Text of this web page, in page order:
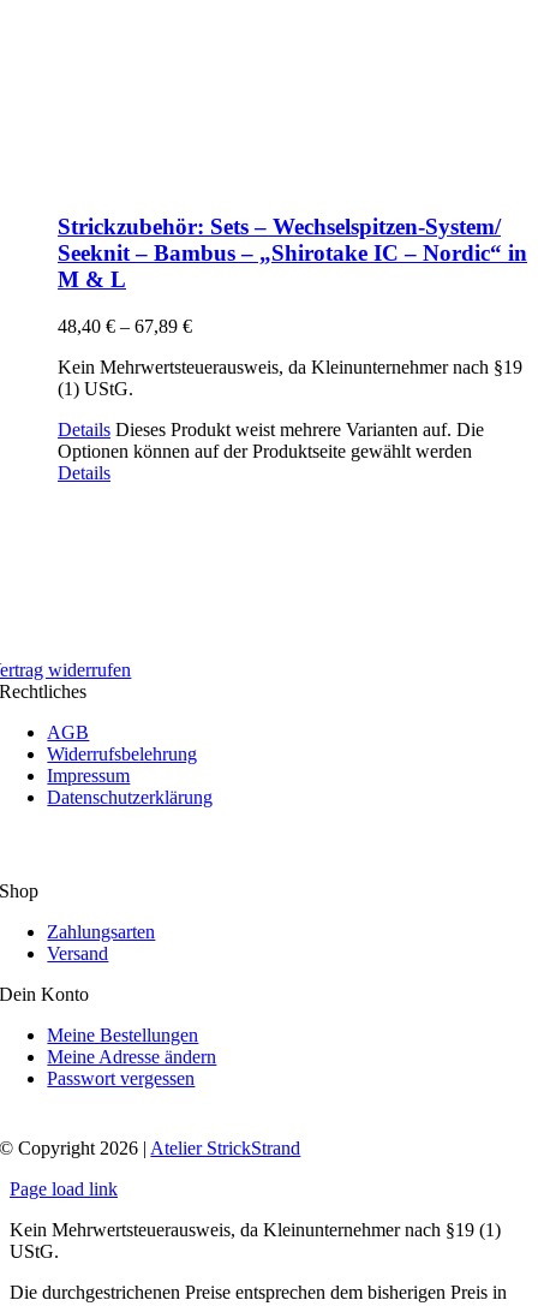
Strickzubehör: Sets – Wechselspitzen-System/
Seeknit – Bambus – „Shirotake IC – Nordic“ in
M & L
48,40 € – 67,89 €
Kein Mehrwertsteuerausweis, da Kleinunternehmer nach §19
(1) UStG.
Details Dieses Produkt weist mehrere Varianten auf. Die
Optionen können auf der Produktseite gewählt werden
Details
widerrufen
Rechtliches
AGB
Widerrufsbelehrung
Impressum
Datenschutzerklärung
Shop
Zahlungsarten
Versand
Dein Konto
Meine Bestellungen
Meine Adresse ändern
Passwort vergessen
© Copyright 2026 | Atelier StrickStrand
Page load link
Kein Mehrwertsteuerausweis, da Kleinunternehmer nach §19 (1)
UStG.
Die durchgestrichenen Preise entsprechen dem bisherigen Preis in